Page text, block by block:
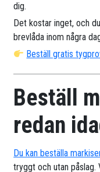
dig.
Det kostar inget, och
brevlåda inom några
Beställ gratis
Beställ
redan
Du kan beställa
tryggt och utan påslag.